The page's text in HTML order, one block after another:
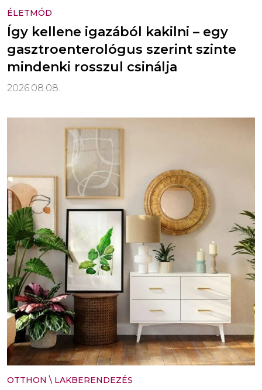
ÉLETMÓD
Így kellene igazából kakilni – egy
gasztroenterológus szerint szinte
mindenki rosszul csinálja
2026.08.08.
OTTHON \ LAKBERENDEZÉS